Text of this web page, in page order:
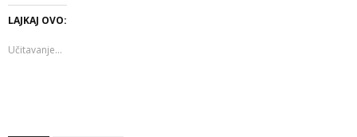
LAJKAJ OVO:
Učitavanje...